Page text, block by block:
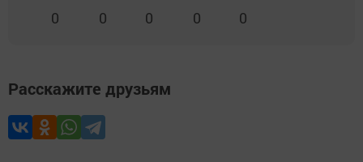
0 0 0 0 0
Расскажите друзьям